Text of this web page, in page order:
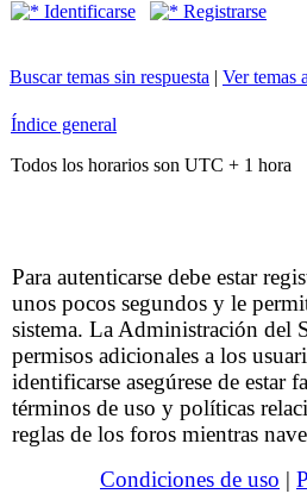
Identificarse Registrarse
Buscar temas sin respuesta | Ver temas
Índice general
Todos los horarios son UTC + 1 hora
Para autenticarse debe estar
unos pocos segundos y le
sistema. La Administración del
permisos adicionales a los
identificarse asegúrese de estar
términos de uso y políticas
reglas de los foros mientras
Condiciones de uso |